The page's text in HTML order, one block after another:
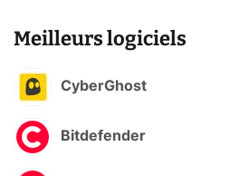
Meilleurs logiciels
CyberGhost
Bitdefender